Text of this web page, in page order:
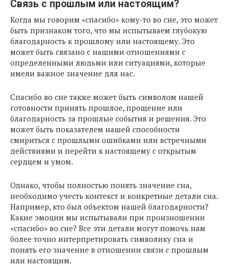
Связь с прошлым или настоящим?
Когда мы говорим «спасибо» кому-то во сне, это может
быть признаком того, что мы испытываем глубокую
благодарность к прошлому или настоящему. Это
может быть связано с нашими отношениями с
определенными людьми или ситуациями, которые
имели важное значение для нас.
Спасибо во сне также может быть символом нашей
готовности принять прошлое, прощение или
благодарность за прошлые события и решения. Это
может быть показателем нашей способности
смириться с прошлыми ошибками или встречными
действиями и перейти к настоящему с открытым
сердцем и умом.
Однако, чтобы полностью понять значение сна,
необходимо учесть контекст и конкретные детали сна.
Например, кто был объектом нашей благодарности?
Какие эмоции мы испытывали при произношении
«спасибо» во сне? Все эти детали могут помочь нам
более точно интерпретировать символику сна и
понять его значение в отношении связи с прошлым
или настоящим.